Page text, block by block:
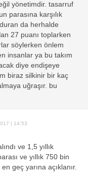
yönetimdir. tasarruf
parasına karşılık
da herhalde
27 puanı toplarken
söylerken önlem
insanlar ya bu takım
diye endişeye
biraz silkinir bir kaç
uğraşır. bu
| 14:53
ve 1,5 yıllık
ve yıllık 750 bin
geç yarına açıklanır.